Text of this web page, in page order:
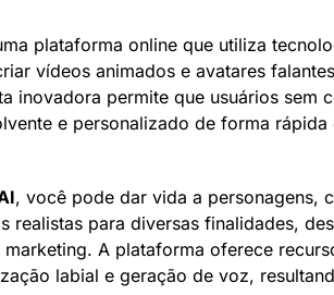
plataforma online que utiliza
vídeos animados e avatares
inovadora permite que usuários sem
e personalizado de forma rápida
, você pode dar vida a personagens,
realistas para diversas finalidades,
marketing. A plataforma oferece
labial e geração de voz,